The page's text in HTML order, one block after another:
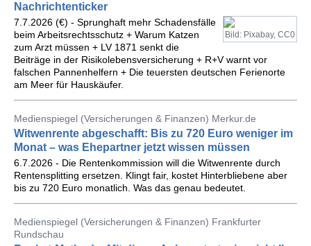
Nachrichtenticker
Bild: Pixabay, CC0
7.7.2026 (€) - Sprunghaft mehr Schadensfälle
beim Arbeitsrechtsschutz + Warum Katzen
zum Arzt müssen + LV 1871 senkt die
Beiträge in der Risikolebensversicherung + R+V warnt vor
falschen Pannenhelfern + Die teuersten deutschen Ferienorte
am Meer für Hauskäufer.
Medienspiegel (Versicherungen & Finanzen) Merkur.de
Witwenrente abgeschafft: Bis zu 720 Euro weniger im
Monat – was Ehepartner jetzt wissen müssen
6.7.2026 - Die Rentenkommission will die Witwenrente durch
Rentensplitting ersetzen. Klingt fair, kostet Hinterbliebene aber
bis zu 720 Euro monatlich. Was das genau bedeutet.
Medienspiegel (Versicherungen & Finanzen) Frankfurter
Rundschau